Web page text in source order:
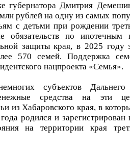
губернатора Дмитрия
рублей на одну из самых
с детьми при рождении
обязательств по
защиты края, в 2025 году
570 семей. Поддержка
нацпроекта «Семья».
субъектов Дальнего
средства на эти
из Хабаровского края, в
родился и зарегистрирован
на территории края